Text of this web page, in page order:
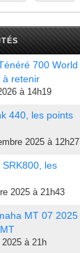
700 World
à retenir
à 14h19
440, les points
2025 à 12h27
les
2025 à 21h43
MT 07 2025
à 21h